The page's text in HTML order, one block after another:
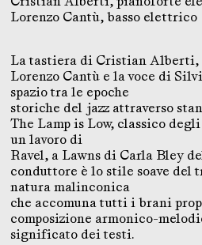
Lorenzo Cantù, basso elettrico
La tastiera di Cristian
Lorenzo Cantù e la voce di
spazio tra le epoche
storiche del jazz attraverso
The Lamp is Low, classico
un lavoro di
Ravel, a Lawns di Carla Bley
conduttore è lo stile soave del
natura malinconica
che accomuna tutti i brani
composizione armonico-
significato dei testi.